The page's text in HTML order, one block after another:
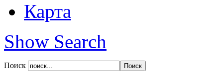
Карта
Show Search
Поиск